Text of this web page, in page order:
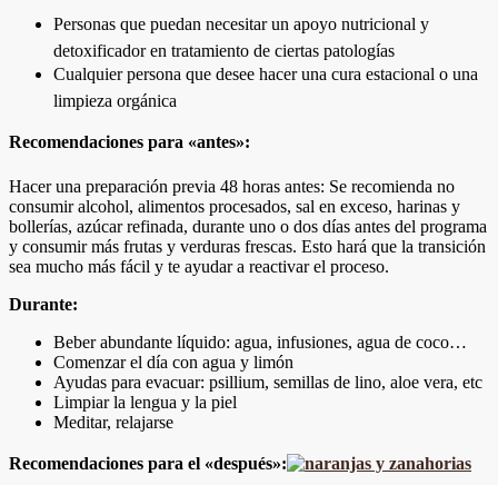
Personas que puedan necesitar un apoyo nutricional y
detoxificador en tratamiento de ciertas patologías
Cualquier persona que desee hacer una cura estacional o una
limpieza orgánica
Recomendaciones para «antes»:
Hacer una preparación previa 48 horas antes: Se recomienda no
consumir alcohol, alimentos procesados, sal en exceso, harinas y
bollerías, azúcar refinada, durante uno o dos días antes del programa
y consumir más frutas y verduras frescas. Esto hará que la transición
sea mucho más fácil y te ayudar a reactivar el proceso.
Durante:
Beber abundante líquido: agua, infusiones, agua de coco…
Comenzar el día con agua y limón
Ayudas para evacuar: psillium, semillas de lino, aloe vera, etc
Limpiar la lengua y la piel
Meditar, relajarse
Recomendaciones para el «después»: